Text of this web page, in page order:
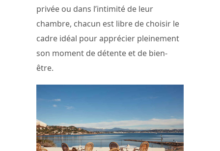
privée ou dans l’intimité de leur
chambre, chacun est libre de choisir le
cadre idéal pour apprécier pleinement
son moment de détente et de bien-
être.